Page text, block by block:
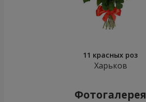
11 красных роз
Харьков
Фотогалерея